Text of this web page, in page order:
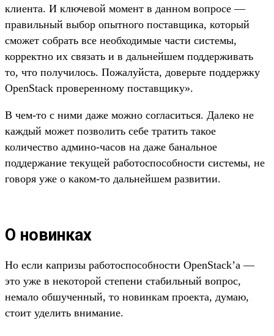
клиента. И ключевой момент в данном вопросе —
правильный выбор опытного поставщика, который
сможет собрать все необходимые части системы,
корректно их связать и в дальнейшем поддерживать
то, что получилось. Пожалуйста, доверьте поддержку
OpenStack проверенному поставщику».
В чем-то с ними даже можно согласиться. Далеко не
каждый может позволить себе тратить такое
количество админо-часов на даже банальное
поддержание текущей работоспособности системы, не
говоря уже о каком-то дальнейшем развитии.
О новинках
Но если капризы работоспособности OpenStack’а —
это уже в некоторой степени стабильный вопрос,
немало обшученный, то новинкам проекта, думаю,
стоит уделить внимание.